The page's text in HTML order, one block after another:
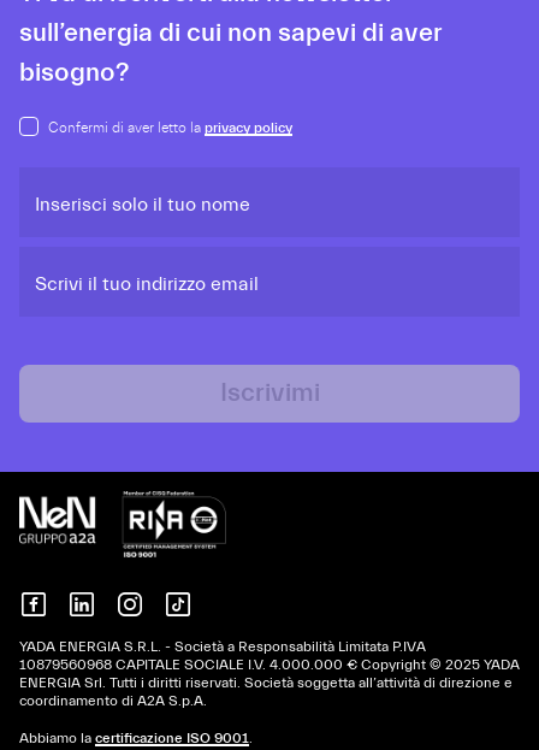
sull’energia di cui non sapevi di aver
bisogno?
Confermi di aver letto la privacy policy
Inserisci solo il tuo nome
Scrivi il tuo indirizzo email
Iscrivimi
YADA ENERGIA S.R.L. - Società a Responsabilità Limitata P.IVA
10879560968 CAPITALE SOCIALE I.V. 4.000.000 € Copyright © 2025 YADA
ENERGIA Srl. Tutti i diritti riservati. Società soggetta all’attività di direzione e
coordinamento di A2A S.p.A.
Abbiamo la certificazione ISO 9001.